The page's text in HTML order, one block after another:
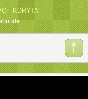
- KORYTA